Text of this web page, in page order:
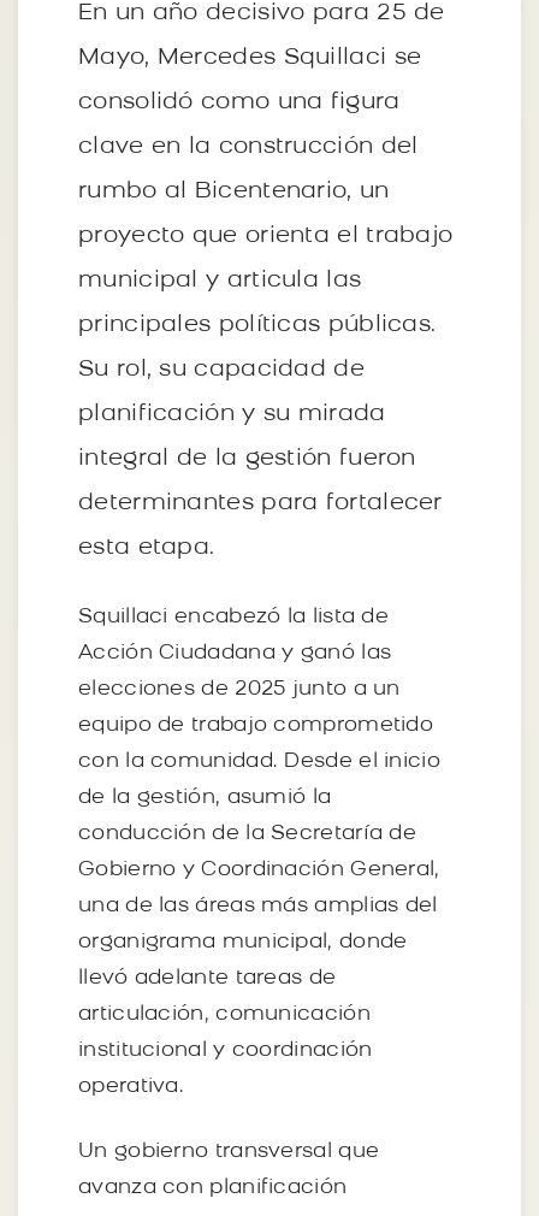
En un año decisivo para 25 de
Mayo, Mercedes Squillaci se
consolidó como una figura
clave en la construcción del
rumbo al Bicentenario, un
proyecto que orienta el trabajo
municipal y articula las
principales políticas públicas.
Su rol, su capacidad de
planificación y su mirada
integral de la gestión fueron
determinantes para fortalecer
esta etapa.
Squillaci encabezó la lista de
Acción Ciudadana y ganó las
elecciones de 2025 junto a un
equipo de trabajo comprometido
con la comunidad. Desde el inicio
de la gestión, asumió la
conducción de la Secretaría de
Gobierno y Coordinación General,
una de las áreas más amplias del
organigrama municipal, donde
llevó adelante tareas de
articulación, comunicación
institucional y coordinación
operativa.
Un gobierno transversal que
avanza con planificación